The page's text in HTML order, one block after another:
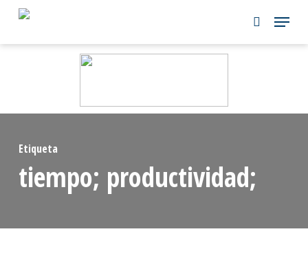
Skip
Etiqueta
tiempo; productividad;